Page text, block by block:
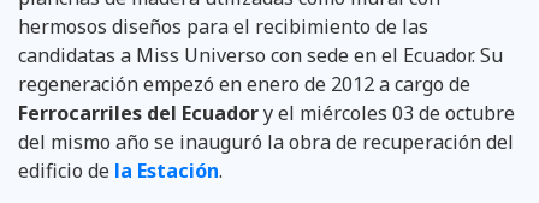
hermosos diseños para el recibimiento de las
candidatas a Miss Universo con sede en el Ecuador. Su
regeneración empezó en enero de 2012 a cargo de
Ferrocarriles del Ecuadory el miércoles 03 de octubre
del mismo año se inauguró la obra de recuperación del
edificio de la Estación.